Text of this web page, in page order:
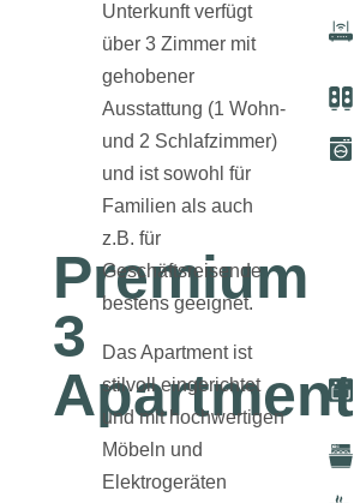
Wohnzimmer
Wohnzimmer
Essbereich
Schlafzimmer
mit
Doppelbett
Kleiderschrank
im
Schlafzimmer
Schlafzimmer
mit Einzelbett
Badezimmer
Premium
3
Apartment
Unterkunft verfügt
über 3 Zimmer mit
gehobener
Ausstattung (1 Wohn-
und 2 Schlafzimmer)
und ist sowohl für
Familien als auch
z.B. für
Geschäftsreisende
bestens geeignet.
Das Apartment ist
stilvoll eingerichtet
und mit hochwertigen
Möbeln und
Elektrogeräten